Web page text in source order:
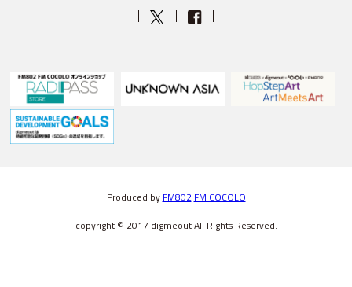
Produced by FM802 FM COCOLO
copyright © 2017 digmeout All Rights Reserved.